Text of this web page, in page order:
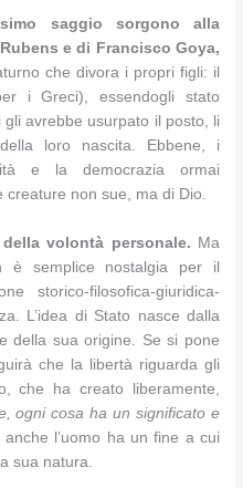
saggio sorgono alla
e di Francisco Goya,
che divora i propri figli: il
i Greci), essendogli stato
avrebbe usurpato il posto, li
loro nascita. Ebbene, i
e la democrazia ormai
non sue, ma di Dio.
volontà personale. Ma
semplice nostalgia per il
storico-filosofica-giuridica-
L’idea di Stato nasce dalla
della sua origine. Se si pone
che la libertà riguarda gli
che ha creato liberamente,
ogni cosa ha un significato e
anche l’uomo ha un fine a cui
sua natura.